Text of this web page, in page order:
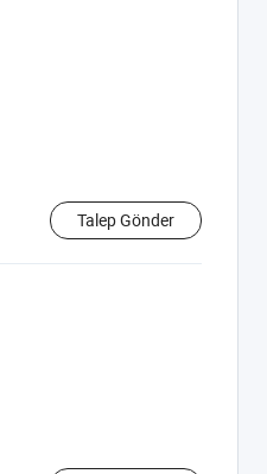
Talep Gönder